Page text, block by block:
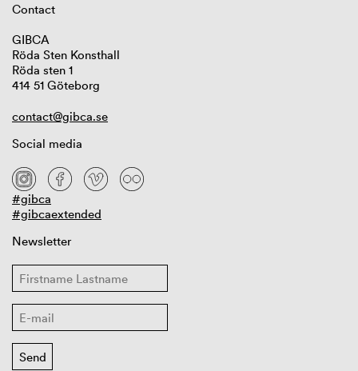
Contact
GIBCA
Röda Sten Konsthall
Röda sten 1
414 51 Göteborg
contact@gibca.se
Social media
#gibca
#gibcaextended
Newsletter